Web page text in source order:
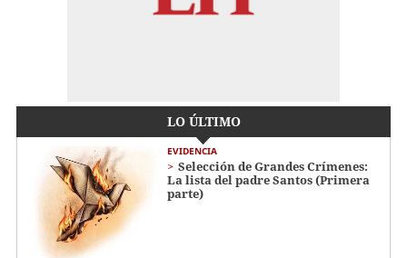
LO ÚLTIMO
EVIDENCIA
Selección de Grandes Crímenes:
La lista del padre Santos (Primera
parte)